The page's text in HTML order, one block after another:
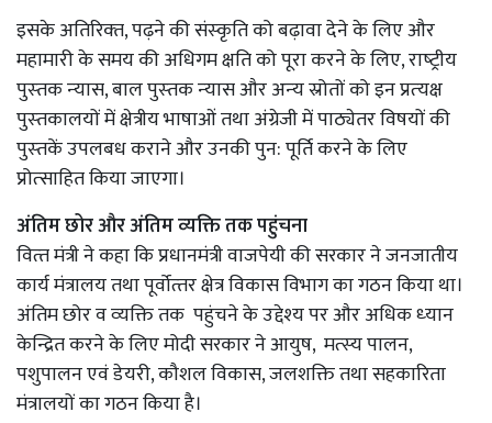
इसके अतिरिक्‍त, पढ़ने की संस्‍कृति को बढ़ावा देने के लिए और
महामारी के समय की अधिगम क्षति को पूरा करने के लिए, राष्‍ट्रीय
पुस्‍तक न्‍यास, बाल पुस्‍तक न्‍यास और अन्‍य स्रोतों को इन प्रत्‍यक्ष
पुस्‍तकालयों में क्षेत्रीय भाषाओं तथा अंग्रेजी में पाठ्येतर विषयों की
पुस्‍तकें उपलबध कराने और उनकी पुन: पूर्ति करने के लिए
प्रोत्‍साहित किया जाएगा।
अंतिम छोर और अंतिम व्‍यक्ति तक पहुंचना
वित्‍त मंत्री ने कहा कि प्रधानमंत्री वाजपेयी की सरकार ने जनजातीय
कार्य मंत्रालय तथा पूर्वोत्‍तर क्षेत्र विकास विभाग का गठन किया था।
अंतिम छोर व व्‍यक्ति तक पहुंचने के उद्देश्‍य पर और अधिक ध्‍यान
केन्द्रित करने के लिए मोदी सरकार ने आयुष, मत्‍स्‍य पालन,
पशुपालन एवं डेयरी, कौशल विकास, जलशक्ति तथा सहकारिता
मंत्रालयों का गठन किया है।